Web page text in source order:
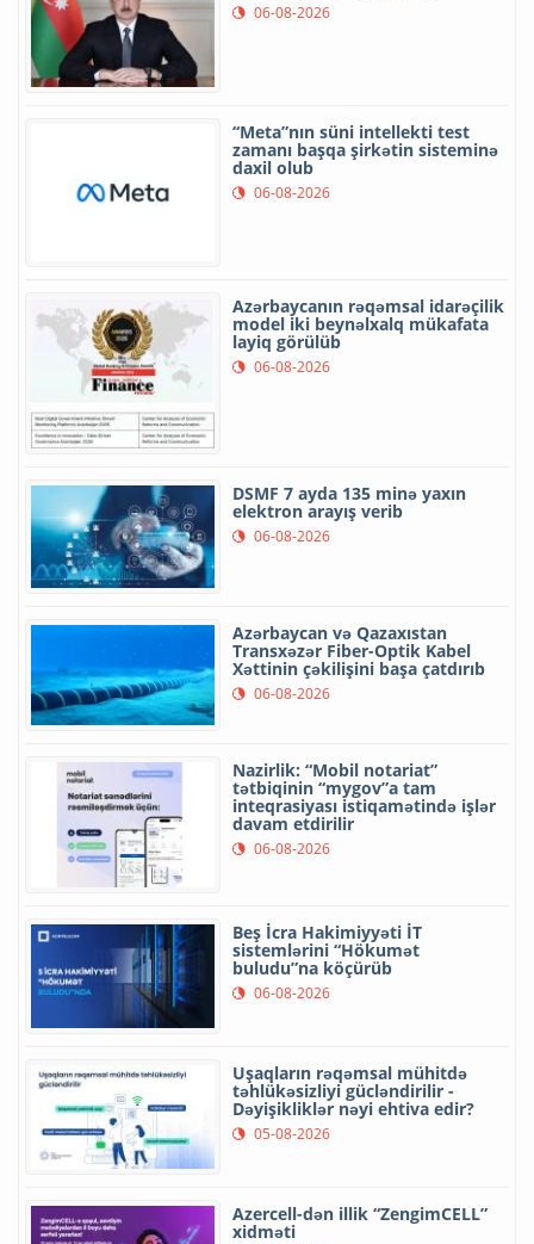
06-08-2026
“Meta”nın süni intellekti test
zamanı başqa şirkətin sisteminə
daxil olub
06-08-2026
Azərbaycanın rəqəmsal idarəçilik
model iki beynəlxalq mükafata
layiq görülüb
06-08-2026
DSMF 7 ayda 135 minə yaxın
elektron arayış verib
06-08-2026
Azərbaycan və Qazaxıstan
Transxəzər Fiber-Optik Kabel
Xəttinin çəkilişini başa çatdırıb
06-08-2026
Nazirlik: “Mobil notariat”
tətbiqinin “mygov”a tam
inteqrasiyası istiqamətində işlər
davam etdirilir
06-08-2026
Beş İcra Hakimiyyəti İT
sistemlərini “Hökumət
buludu”na köçürüb
06-08-2026
Uşaqların rəqəmsal mühitdə
təhlükəsizliyi gücləndirilir -
Dəyişikliklər nəyi ehtiva edir?
05-08-2026
Azercell-dən illik “ZengimCELL”
xidməti